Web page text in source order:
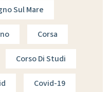
Sul Mare
Corsa
Corso Di Studi
Covid-19